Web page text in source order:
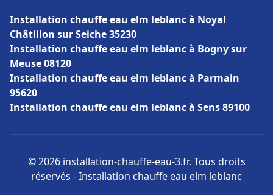
Installation chauffe eau elm leblanc à Noyal
Châtillon sur Seiche 35230
Installation chauffe eau elm leblanc à Bogny sur
Meuse 08120
Installation chauffe eau elm leblanc à Parmain
95620
Installation chauffe eau elm leblanc à Sens 89100
© 2026 installation-chauffe-eau-3.fr. Tous droits
réservés - Installation chauffe eau elm leblanc